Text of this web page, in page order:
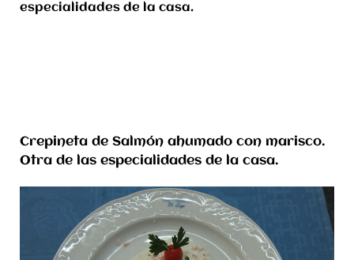
especialidades de la casa.
Crepineta de Salmón ahumado con marisco.
Otra de las especialidades de la casa.